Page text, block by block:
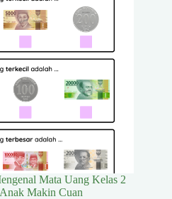
Mata Uang Kelas 2
Makin Cuan